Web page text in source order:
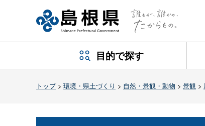
目的で探す
トップ> 環境・県土づくり > 自然・景観・動物 > 景観 >